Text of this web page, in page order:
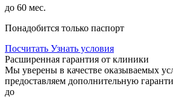
до 60 мес.
Понадобится только паспорт
Посчитать Узнать условия
Расширенная гарантия от клиники
Мы уверены в качестве оказываемых
предоставляем дополнительную
до